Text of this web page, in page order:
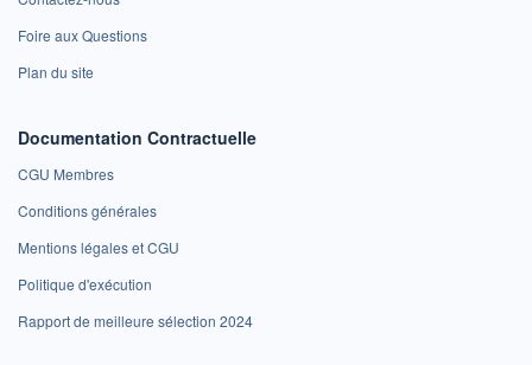
Foire aux Questions
Plan du site
Documentation Contractuelle
CGU Membres
Conditions générales
Mentions légales et CGU
Politique d'exécution
Rapport de meilleure sélection 2024